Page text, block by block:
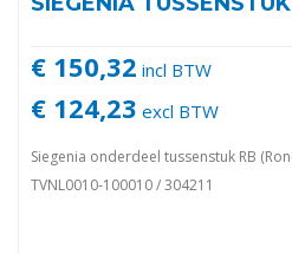
€ 150,32 incl BTW
€ 124,23 excl BTW
Siegenia onderdeel tussenstuk RB
TVNL0010-100010 / 304211